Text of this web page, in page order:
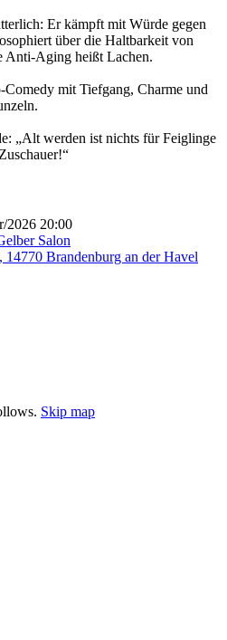
Er kämpft mit Würde gegen
über die Haltbarkeit von
Anti-Aging heißt Lachen.
Comedy mit Tiefgang, Charme und
„Alt werden ist nichts für Feiglinge
2026 20:00
Salon
14770 Brandenburg an der Havel
Skip map